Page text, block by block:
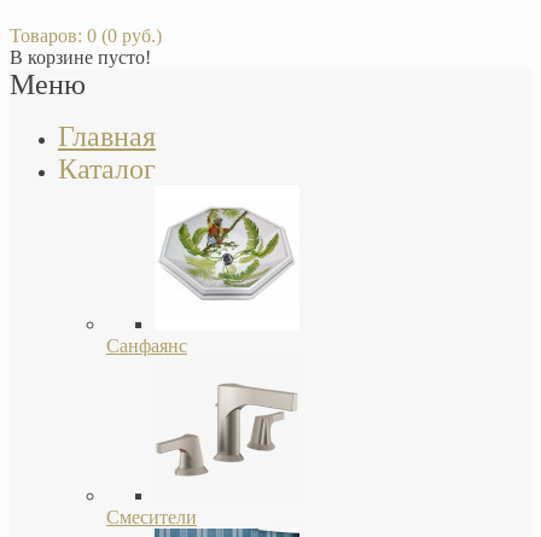
Товаров: 0 (0 руб.)
В корзине пусто!
Меню
Главная
Каталог
Санфаянс
Смесители